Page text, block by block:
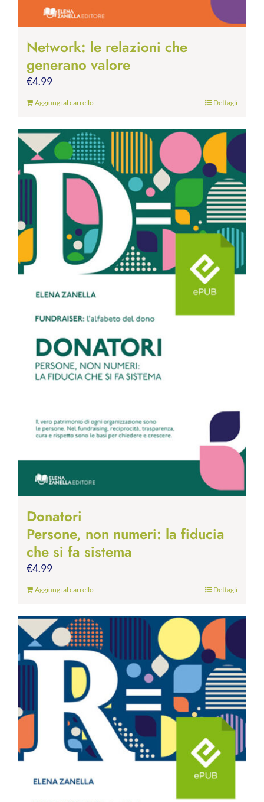
Network: le relazioni che
generano valore
€4.99
Aggiungi al carrello Dettagli
Donatori
Persone, non numeri: la fiducia
che si fa sistema
€4.99
Aggiungi al carrello Dettagli